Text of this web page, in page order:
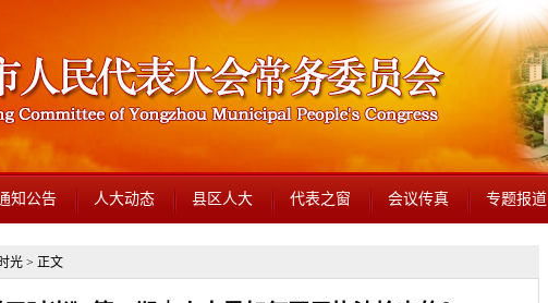
知公告 人大动态 县区人大 代表之窗 会议传真 专题报道
光 > 正文